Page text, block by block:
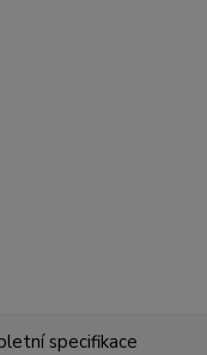
specifikace